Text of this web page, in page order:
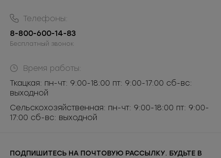
Телефоны:
8-800-600-14-83
Бесплатный звонок
Время работы:
Ткацкая: пн-чт: 9:00-18:00 пт: 9:00-17:00 сб-вс:
выходной
Сельскохозяйственная: пн-чт: 9:00-18:00 пт: 9:00-
17:00 сб-вс: выходной
ПОДПИШИТЕСЬ НА ПОЧТОВУЮ РАССЫЛКУ. БУДЬТЕ В